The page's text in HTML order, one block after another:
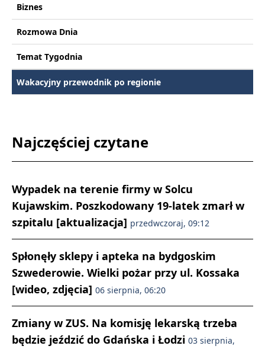
Biznes
Rozmowa Dnia
Temat Tygodnia
Wakacyjny przewodnik po regionie
Najczęściej czytane
Wypadek na terenie firmy w Solcu
Kujawskim. Poszkodowany 19-latek zmarł w
szpitalu [aktualizacja] przedwczoraj, 09:12
Spłonęły sklepy i apteka na bydgoskim
Szwederowie. Wielki pożar przy ul. Kossaka
[wideo, zdjęcia] 06 sierpnia, 06:20
Zmiany w ZUS. Na komisję lekarską trzeba
będzie jeździć do Gdańska i Łodzi 03 sierpnia,